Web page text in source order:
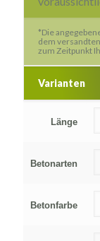
*Die
dem
zum Zeitpunkt
Varianten
Länge
Betonarten
Betonfarbe